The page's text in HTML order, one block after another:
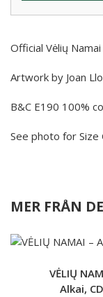
Official Vėlių
Artwork by Joan
B&C E190 100%
See photo for Size
MER FRÅN
VĖLIŲ
Alkai, CD